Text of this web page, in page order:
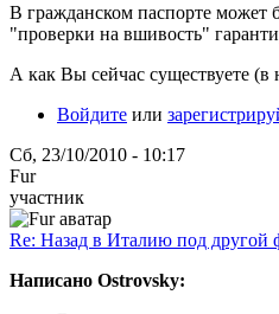
В гражданском паспорте может
"проверки на вшивость"
А как Вы сейчас существуете
Войдите или
Сб, 23/10/2010 - 10:17
Fur
участник
Re: Назад в Италию под другой
Написано Ostrovsky: